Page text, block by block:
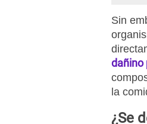
Sin
dañino
la
¿Se